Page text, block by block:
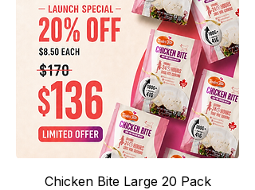
Chicken Bite Large 20 Pack